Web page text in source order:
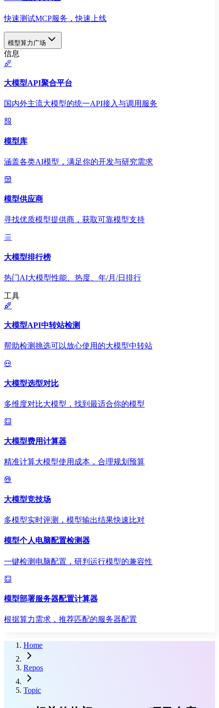
快速测试MCP服务，快速上线
模型算力广场
信息
大模型API聚合平台
国内外主流大模型的统一API接入与调用服务
模型库
涵盖各类AI模型，满足你的开发与研究需求
模型供应商
寻找优质模型提供商，获取可靠模型支持
大模型排行榜
热门AI大模型性能、热度、年/月/日排行
工具
大模型API中转站检测
帮助检测挑选可以放心使用的大模型中转站
大模型选型对比
多维度对比大模型，找到最适合你的模型
大模型费用计算器
精准计算大模型使用成本，合理规划预算
大模型竞技场
多模型实时评测，模型输出结果快速比对
模型个人电脑配置检测器
一键检测电脑配置，研判运行模型的兼容性
模型部署服务器配置计算器
根据算力需求，推荐匹配的服务器配置
Home
Repos
Topic